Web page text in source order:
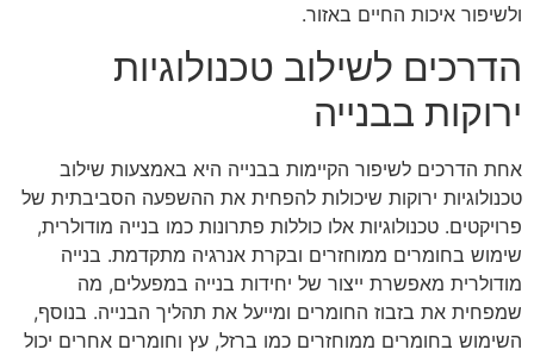
ולשיפור איכות החיים באזור.
הדרכים לשילוב טכנולוגיות
ירוקות בבנייה
אחת הדרכים לשיפור הקיימות בבנייה היא באמצעות שילוב
טכנולוגיות ירוקות שיכולות להפחית את ההשפעה הסביבתית של
פרויקטים. טכנולוגיות אלו כוללות פתרונות כמו בנייה מודולרית,
שימוש בחומרים ממוחזרים ובקרת אנרגיה מתקדמת. בנייה
מודולרית מאפשרת ייצור של יחידות בנייה במפעלים, מה
שמפחית את בזבוז החומרים ומייעל את תהליך הבנייה. בנוסף,
השימוש בחומרים ממוחזרים כמו ברזל, עץ וחומרים אחרים יכול